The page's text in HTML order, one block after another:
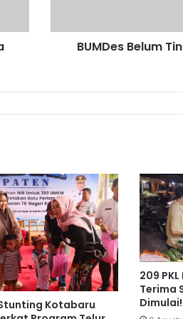
BUMDes Belum
Kotabaru
209
Terima
Dimulai!